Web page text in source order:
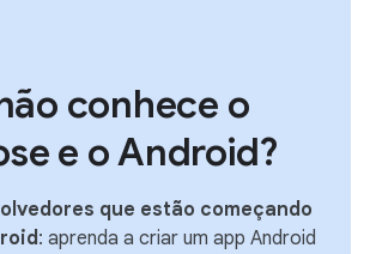
conhece o
e o Android?
que estão começando
: aprenda a criar um app Android